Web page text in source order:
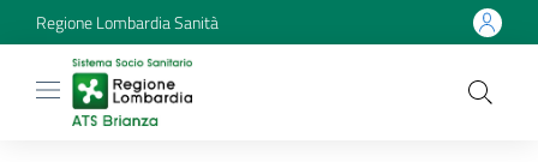
Regione Lombardia Sanità